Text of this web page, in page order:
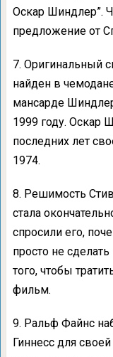
Оскар Шиндлер”.
предложение от
7. Оригинальный
найден в
мансарде
1999 году. Оскар
последних лет
1974.
8. Решимость
стала
спросили его,
просто не
того, чтобы
фильм.
9. Ральф Файнс
Гиннесс для